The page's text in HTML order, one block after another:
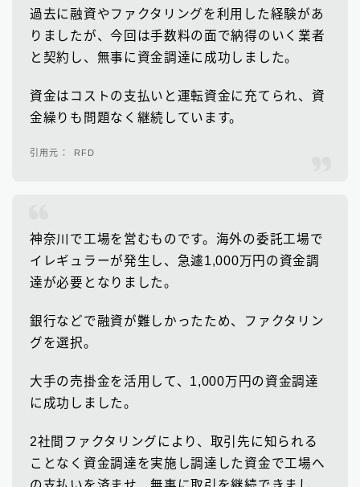
過去に融資やファクタリングを利用した経験があ
りましたが、今回は手数料の面で納得のいく業者
と契約し、無事に資金調達に成功しました。
資金はコストの支払いと運転資金に充てられ、資
金繰りも問題なく継続しています。
RFD
神奈川で工場を営むものです。海外の委託工場で
イレギュラーが発生し、急遽1,000万円の資金調
達が必要となりました。
銀行などで融資が難しかったため、ファクタリン
グを選択。
大手の売掛金を活用して、1,000万円の資金調達
に成功しました。
2社間ファクタリングにより、取引先に知られる
ことなく資金調達を実施し調達した資金で工場へ